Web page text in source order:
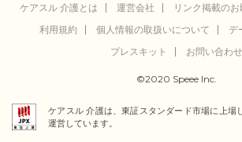
ケアスル 介護とは 運営会社 リンク掲載のお
利用規約
個人情報の取扱いについて
デ
プレスキット
お問い合わせ
©2020 Speee Inc.
ケアスル 介護は、東証スタンダード市場に上場
運営しています。